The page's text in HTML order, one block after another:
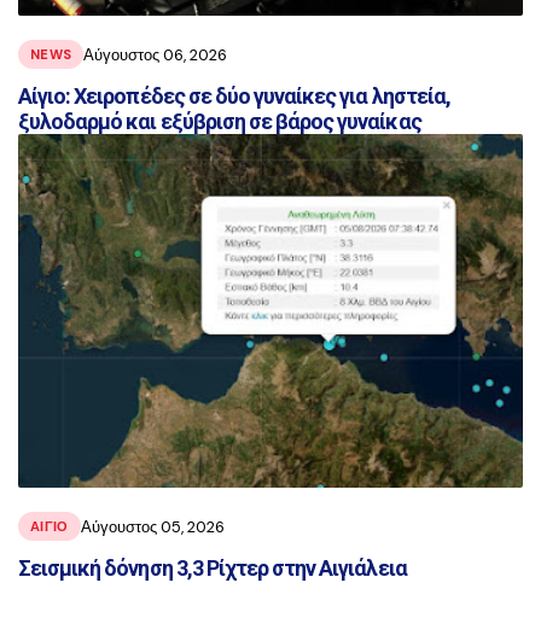
NEWS Αύγουστος 06, 2026
Αίγιο: Χειροπέδες σε δύο γυναίκες για ληστεία,
ξυλοδαρμό και εξύβριση σε βάρος γυναίκας
ΑΙΓΙΟ Αύγουστος 05, 2026
Σεισμική δόνηση 3,3 Ρίχτερ στην Αιγιάλεια